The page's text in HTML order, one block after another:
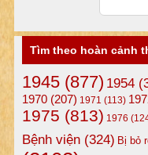
Tìm theo hoàn cảnh
1945(877) 1954
1970(207) 1971 (113)
1975 (813) 1976
Bệnh viện(324) Bị bỏ